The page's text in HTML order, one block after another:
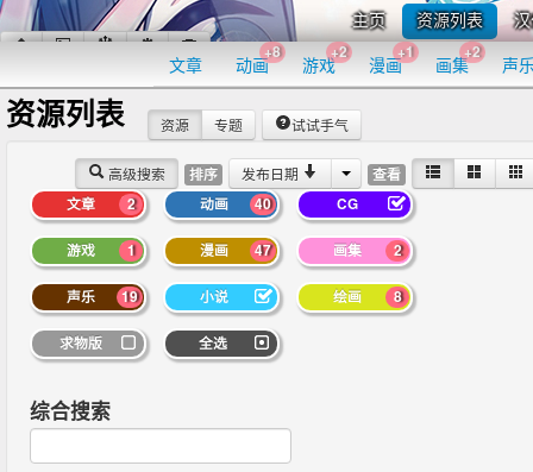
主页 资源列表
文章 动画
+8
游戏
+2
漫画
+1
画集
+2
声
资源列表
高级搜索 排序 发布日期 查看
资源 专题 试试手气
2
文章 40
动画 CG
1
游戏 47
漫画 2
画集
19
声乐 小说 8
绘画
求物版 全选
综合搜索